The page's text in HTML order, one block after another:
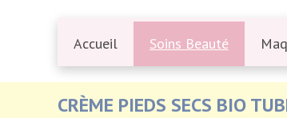
Accueil Soins Beauté
CRÈME PIEDS SECS BIO